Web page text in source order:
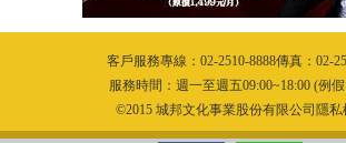
客戶服務專線：02-2510-8888傳真：02-
服務時間：週一至週五09:00~18:00 (例
©2015 城邦文化事業股份有限公司隱私